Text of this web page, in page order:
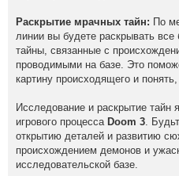
Раскрытие мрачных тайн: По
линии вы будете раскрывать
тайны, связанные с
проводимыми на базе. Это
картину происходящего и понять,
Исследование и раскрытие тайн
игрового процесса Doom 3.
открытию деталей и развитию
происхождением демонов и
исследовательской базе.